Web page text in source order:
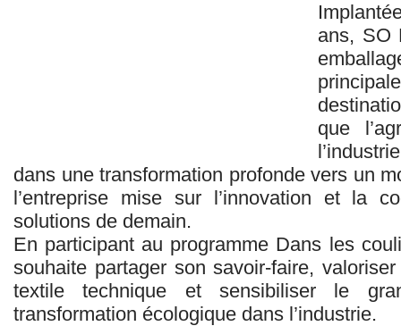
ans, SO
que
dans une transformation profonde vers un
l’entreprise mise sur l’innovation et la
solutions de demain.
En participant au programme Dans les
souhaite partager son savoir-faire,
textile technique et sensibiliser le
transformation écologique dans l’industrie.